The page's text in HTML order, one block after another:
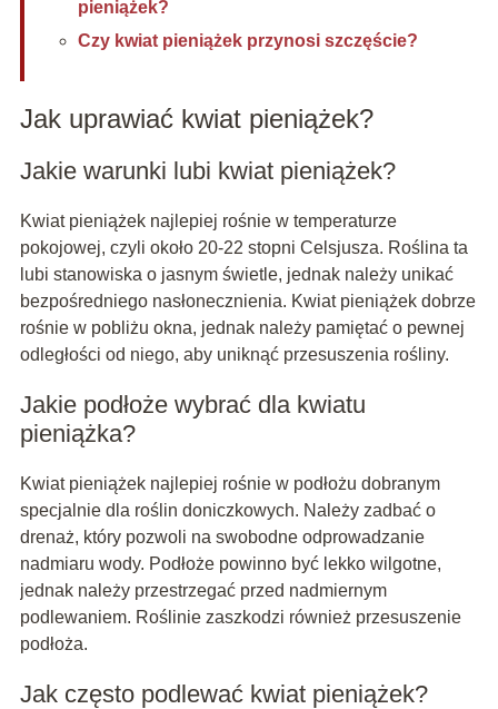
pieniążek?
Czy kwiat pieniążek przynosi szczęście?
Jak uprawiać kwiat pieniążek?
Jakie warunki lubi kwiat pieniążek?
Kwiat pieniążek najlepiej rośnie w temperaturze
pokojowej, czyli około 20-22 stopni Celsjusza. Roślina ta
lubi stanowiska o jasnym świetle, jednak należy unikać
bezpośredniego nasłonecznienia. Kwiat pieniążek dobrze
rośnie w pobliżu okna, jednak należy pamiętać o pewnej
odległości od niego, aby uniknąć przesuszenia rośliny.
Jakie podłoże wybrać dla kwiatu
pieniążka?
Kwiat pieniążek najlepiej rośnie w podłożu dobranym
specjalnie dla roślin doniczkowych. Należy zadbać o
drenaż, który pozwoli na swobodne odprowadzanie
nadmiaru wody. Podłoże powinno być lekko wilgotne,
jednak należy przestrzegać przed nadmiernym
podlewaniem. Roślinie zaszkodzi również przesuszenie
podłoża.
Jak często podlewać kwiat pieniążek?